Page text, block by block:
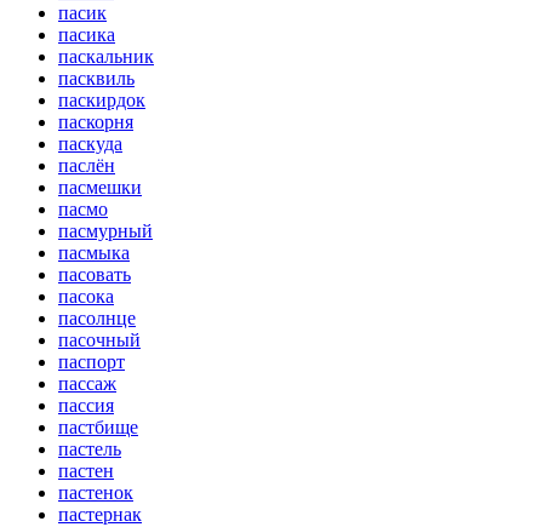
пасик
пасика
паскальник
пасквиль
паскирдок
паскорня
паскуда
паслён
пасмешки
пасмо
пасмурный
пасмыка
пасовать
пасока
пасолнце
пасочный
паспорт
пассаж
пассия
пастбище
пастель
пастен
пастенок
пастернак